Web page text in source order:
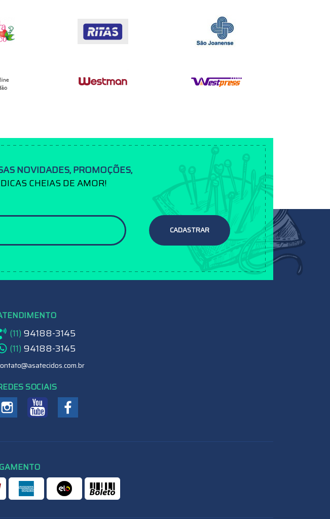
NOVIDADES, PROMOÇÕES,
CHEIAS DE AMOR!
CADASTRAR
(11) 94188-3145
(11) 94188-3145
SOCIAIS